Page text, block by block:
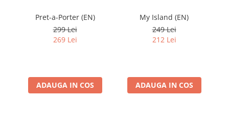
Pret-a-Porter (EN)
299 Lei
269 Lei
ADAUGA IN COS
My Island (EN)
249 Lei
212 Lei
ADAUGA IN COS